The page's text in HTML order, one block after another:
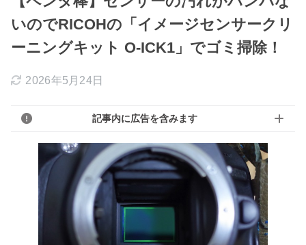
いのでRICOHの「イメージセンサークリ
ーニングキット O-ICK1」でゴミ掃除！
2026年5月24日
記事内に広告を含みます